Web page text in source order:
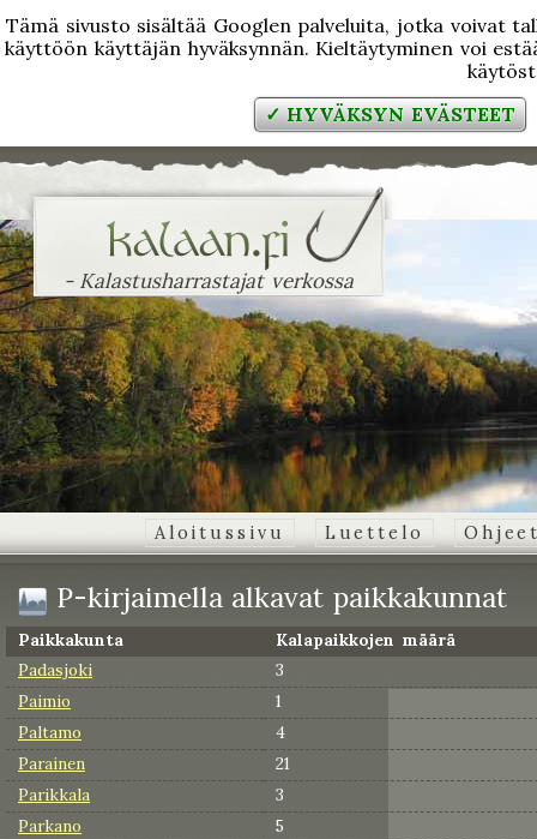
Tämä sivusto sisältää Googlen palveluita, jotka voivat
käyttöön käyttäjän hyväksynnän. Kieltäytyminen voi
✓ HYVÄKSYN EVÄSTEET
- Kalastusharrastajat verkossa
Aloitussivu Luettelo
P-kirjaimella alkavat paikkakunnat
Paikkakunta
Kalapaikkojen määrä
Padasjoki
3
Paimio
1
Paltamo
4
Parainen
21
Parikkala
3
Parkano
5